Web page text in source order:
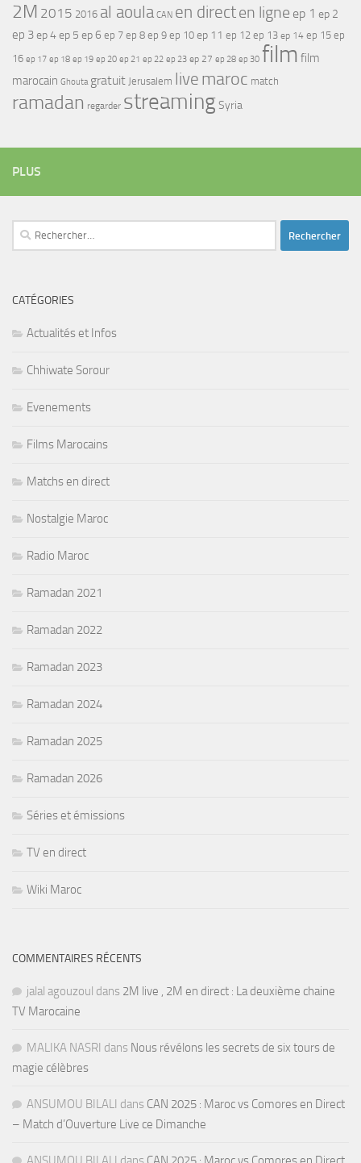
2M 2015 2016 al aoula CAN en directen ligne ep 1 ep 2
ep 3ep 4ep 5 ep 6 ep 7 ep 8 ep 9 ep 10 ep 11 ep 12 ep 13 ep 14 ep 15 ep
16 ep 17 ep 18 ep 19 ep 20 ep 21 ep 22 ep 23 ep 27 ep 28 ep 30 film film
marocain Ghouta gratuit Jerusalem live maroc match
ramadan regarder streamingSyria
PLUS
Rechercher :
CATÉGORIES
Actualités et Infos
Chhiwate Sorour
Evenements
Films Marocains
Matchs en direct
Nostalgie Maroc
Radio Maroc
Ramadan 2021
Ramadan 2022
Ramadan 2023
Ramadan 2024
Ramadan 2025
Ramadan 2026
Séries et émissions
TV en direct
Wiki Maroc
COMMENTAIRES RÉCENTS
jalal agouzoul dans 2M live , 2M en direct : La deuxième chaine
TV Marocaine
MALIKA NASRI dans Nous révélons les secrets de six tours de
magie célèbres
ANSUMOU BILALI dans CAN 2025 : Maroc vs Comores en Direct
– Match d’Ouverture Live ce Dimanche